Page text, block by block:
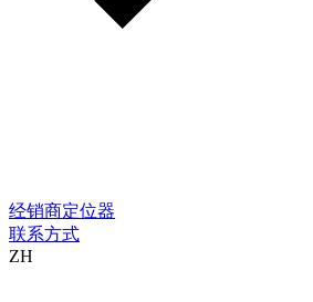
经销商定位器
联系方式
ZH